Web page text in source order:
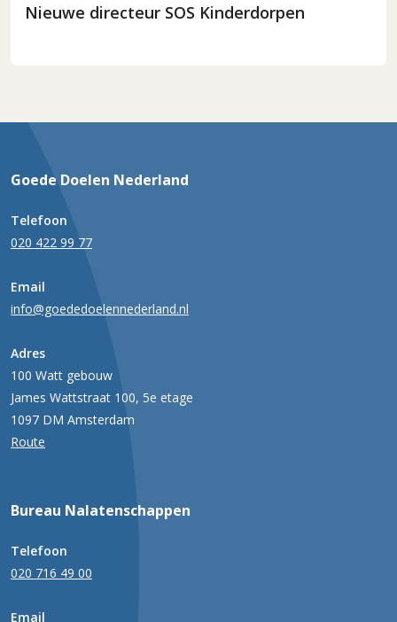
Nieuwe directeur SOS Kinderdorpen
Goede Doelen Nederland
Telefoon
020 422 99 77
Email
info@goededoelennederland.nl
Adres
100 Watt gebouw
James Wattstraat 100, 5e etage
1097 DM Amsterdam
Route
Bureau Nalatenschappen
Telefoon
020 716 49 00
Email